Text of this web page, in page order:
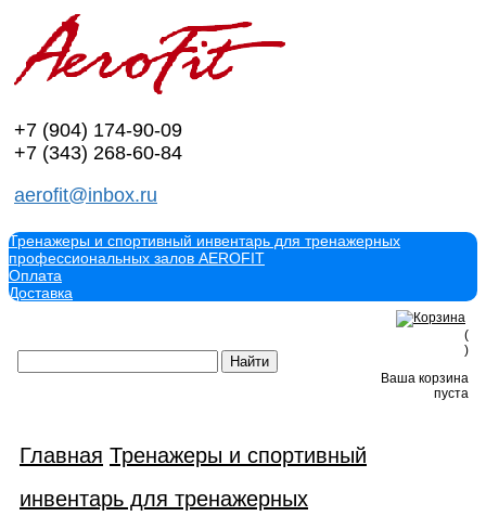
+7 (904) 174-90-09
+7 (343) 268-60-84
aerofit@inbox.ru
Тренажеры и спортивный инвентарь для тренажерных
профессиональных залов AEROFIT
Оплата
Доставка
(
)
Ваша корзина
пуста
Главная Тренажеры и спортивный
инвентарь для тренажерных